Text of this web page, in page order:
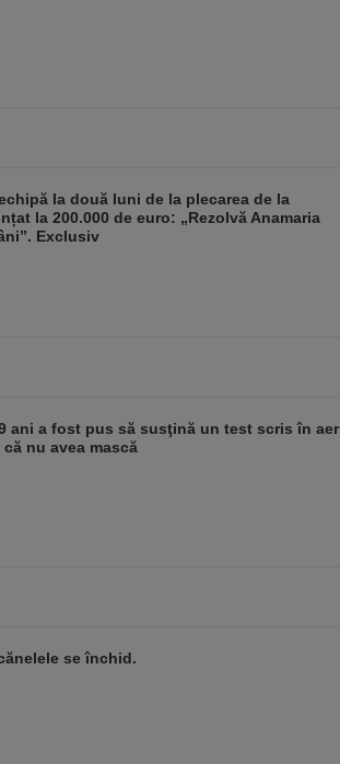
la două luni de la plecarea de la
la 200.000 de euro: „Rezolvă Anamaria
Exclusiv
ani a fost pus să susţină un test scris în aer
nu avea mască
se închid.